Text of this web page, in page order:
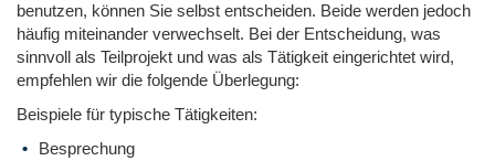
benutzen, können Sie selbst entscheiden. Beide werden jedoch
häufig miteinander verwechselt. Bei der Entscheidung, was
sinnvoll als Teilprojekt und was als Tätigkeit eingerichtet wird,
empfehlen wir die folgende Überlegung:
Beispiele für typische Tätigkeiten:
Besprechung